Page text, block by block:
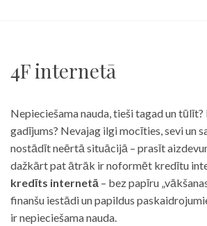
4F internetā
Nepieciešama nauda, tieši tagad un
gadījums? Nevajag ilgi mocīties, sevi un
nostādīt neērtā situācijā – prasīt
dažkārt pat ātrāk ir noformēt kredītu
kredīts internetā – bez papīru
finanšu iestādi un papildus
ir nepieciešama nauda.